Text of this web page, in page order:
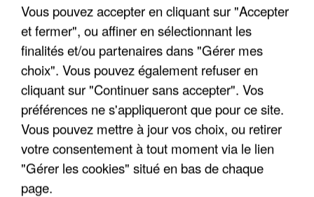
APRÈS TOUTES CES CANICULES, LES REFUGES
DE FAUNE SAUVAGE SONT...
Vous pouvez accepter en cliquant sur "Accepter
et fermer", ou affiner en sélectionnant les
finalités et/ou partenaires dans "Gérer mes
choix". Vous pouvez également refuser en
cliquant sur "Continuer sans accepter". Vos
préférences ne s'appliqueront que pour ce site.
Vous pouvez mettre à jour vos choix, ou retirer
votre consentement à tout moment via le lien
"Gérer les cookies" situé en bas de chaque
page.